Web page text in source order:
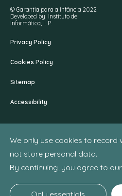
We only use cookies to record
not store personal data.
By continuing, you agree to
Only essentials
© Garantia para a Infância 2022
Developed by: Instituto de
Informática, I. P.
Privacy Policy
Cookies Policy
Sitemap
Accessibility